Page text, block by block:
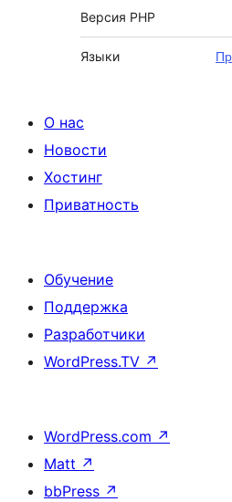
Версия PHP
Языки
О нас
Новости
Хостинг
Приватность
Обучение
Поддержка
Разработчики
WordPress.TV ↗
WordPress.com ↗
Matt ↗
bbPress ↗